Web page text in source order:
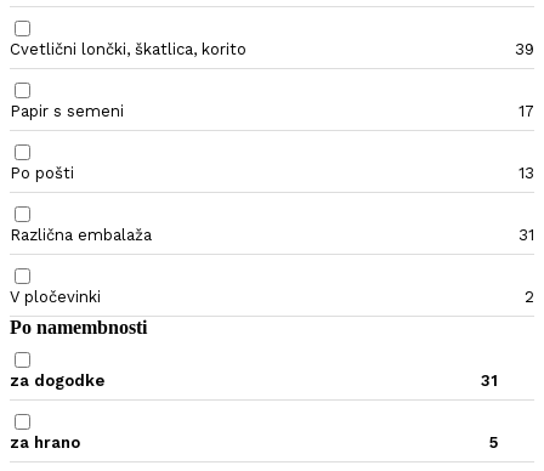
Cvetlični lončki, škatlica, korito 39
Papir s semeni 17
Po pošti 13
Različna embalaža 31
V pločevinki 2
Po namembnosti
za dogodke 31
za hrano 5